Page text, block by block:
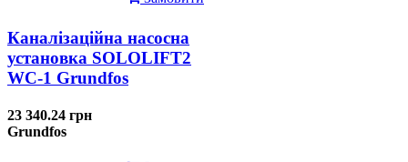
Каналізаційна насосна
установка SOLOLIFT2
WC-1 Grundfos
23 340.24 грн
Grundfos